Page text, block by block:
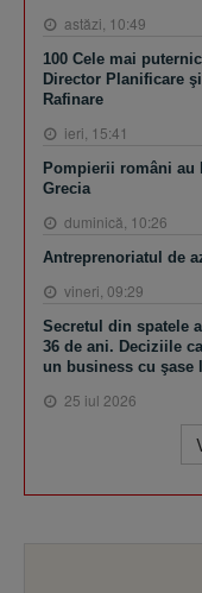
astăzi, 10:49
100 Cele mai
Director Planificare
Rafinare
ieri, 15:41
Pompierii români au
Grecia
duminică, 10:26
Antreprenoriatul de
vineri, 09:29
Secretul din spatele
36 de ani. Deciziile
un business cu
25 iul 2026